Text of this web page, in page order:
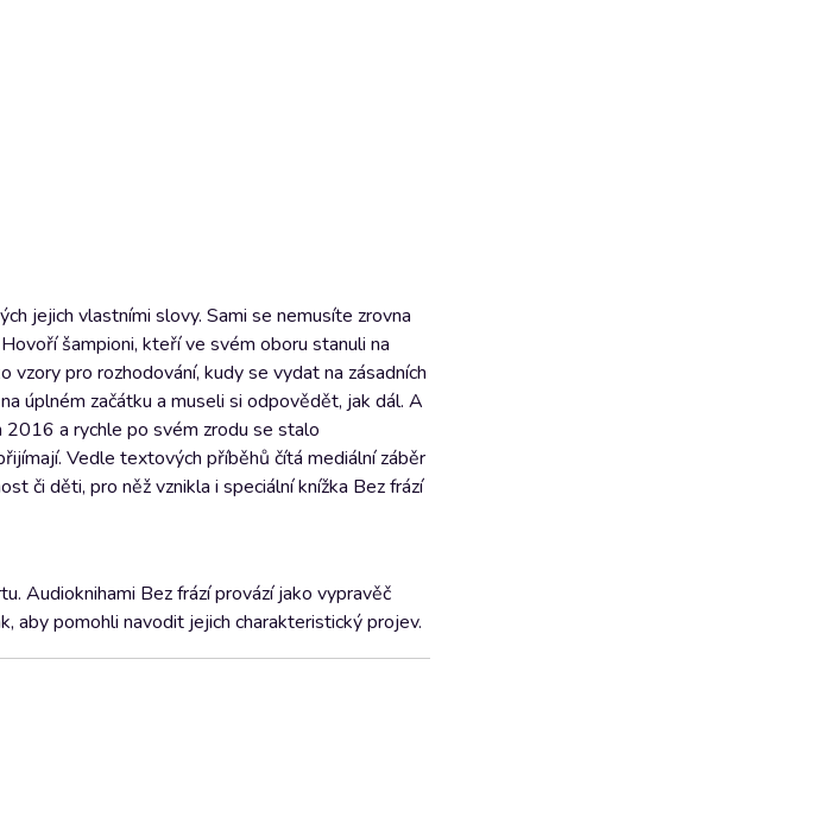
jejich vlastními slovy. Sami se nemusíte zrovna
šampioni, kteří ve svém oboru stanuli na
pro rozhodování, kudy se vydat na zásadních
úplném začátku a museli si odpovědět, jak dál. A
a rychle po svém zrodu se stalo
Vedle textových příběhů čítá mediální záběr
či děti, pro něž vznikla i speciální knížka Bez frází
Audioknihami Bez frází provází jako vypravěč
pomohli navodit jejich charakteristický projev.